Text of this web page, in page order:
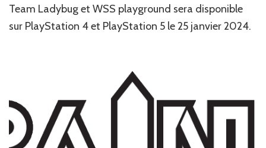
Luna
Nights
Team Ladybug et WSS playground sera disponible
sur PlayStation 4 et PlayStation 5 le 25 janvier 2024.